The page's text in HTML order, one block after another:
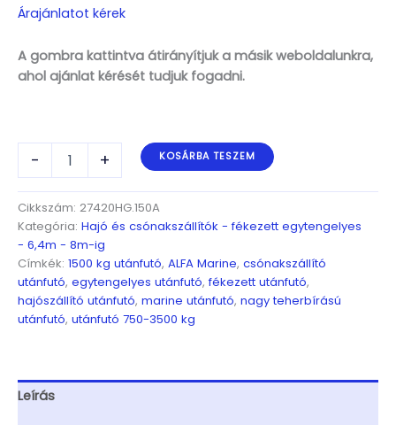
Árajánlatot kérek
A gombra kattintva átirányítjuk a másik weboldalunkra,
ahol ajánlat kérését tudjuk fogadni.
-
27420HG.150A
Egytengelyes,
7,45(8,45)x1,98m,
1500kg,
fékezett,
görgős,
csónakszállító,
hajószállító,
hajóig
mennyiség
+ KOSÁRBA TESZEM
Cikkszám: 27420HG.150A
Kategória: Hajó és csónakszállítók - fékezett egytengelyes
- 6,4m - 8m-ig
Címkék: 1500 kg utánfutó, ALFA Marine, csónakszállító
utánfutó, egytengelyes utánfutó,fékezett utánfutó,
hajószállító utánfutó, marine utánfutó, nagy teherbírású
utánfutó, utánfutó 750-3500 kg
Leírás